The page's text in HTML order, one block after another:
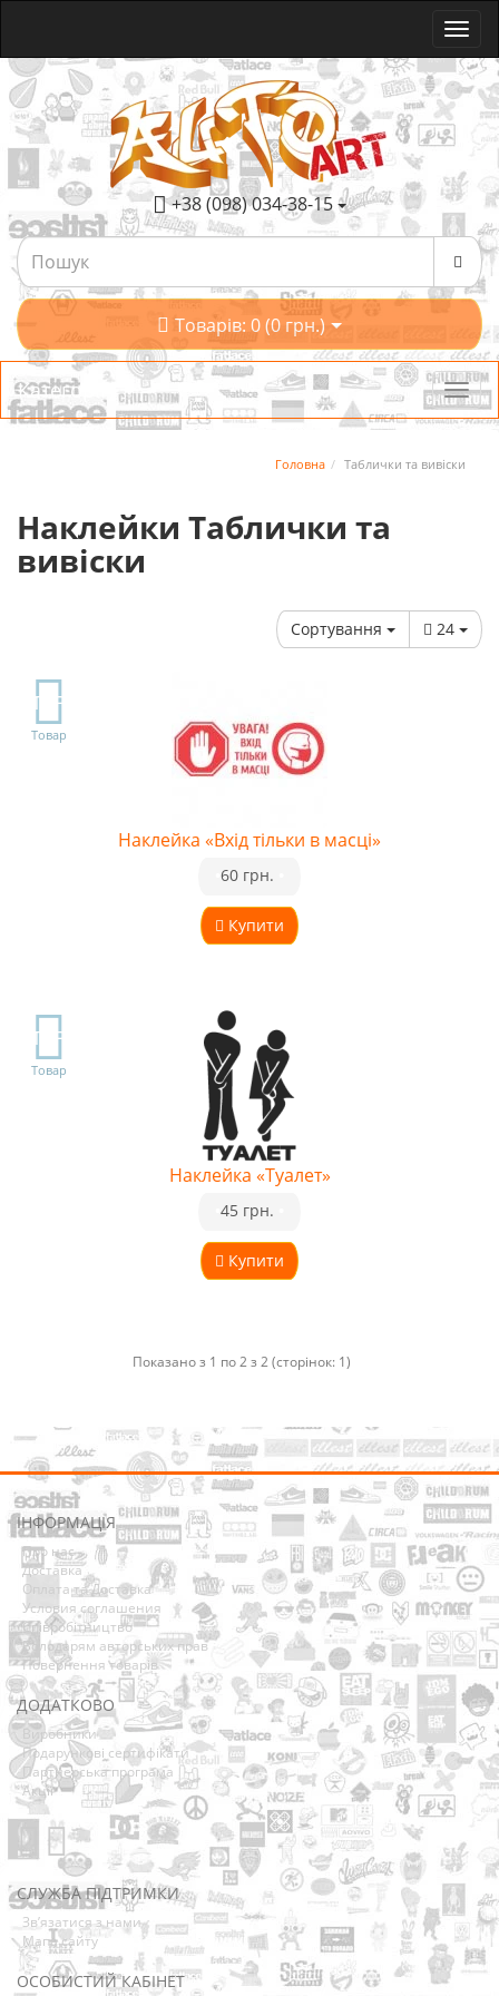
+38 (098) 034-38-15
Товарів: 0 (0 грн.)
Категорії
Головна Таблички та вивіски
Наклейки Таблички та
вивіски
Сортування 24
TOP
Товар
Наклейка «Вхід тільки в масці»
Купити
60 грн.
TOP
Товар
Наклейка «Туалет»
Купити
45 грн.
Показано з 1 по 2 з 2 (сторінок: 1)
ІНФОРМАЦІЯ
Про нас
Доставка
Оплата та Доставка
Условия соглашения
Співробітництво
Володарям авторських прав
Повернення товарів
ДОДАТКОВО
Виробники
Подарункові сертифікати
Партнерська програма
Акції
СЛУЖБА ПІДТРИМКИ
Зв’язатися з нами
Мапа сайту
ОСОБИСТИЙ КАБІНЕТ